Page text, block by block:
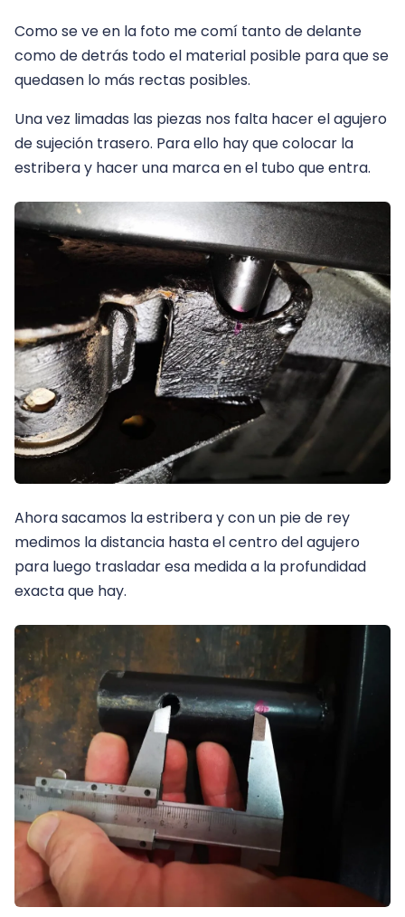
Como se ve en la foto me comí tanto de delante
como de detrás todo el material posible para que se
quedasen lo más rectas posibles.
Una vez limadas las piezas nos falta hacer el agujero
de sujeción trasero. Para ello hay que colocar la
estribera y hacer una marca en el tubo que entra.
Ahora sacamos la estribera y con un pie de rey
medimos la distancia hasta el centro del agujero
para luego trasladar esa medida a la profundidad
exacta que hay.